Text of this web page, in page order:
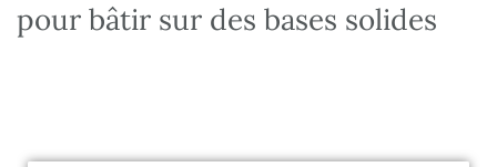
pour bâtir sur des bases solides